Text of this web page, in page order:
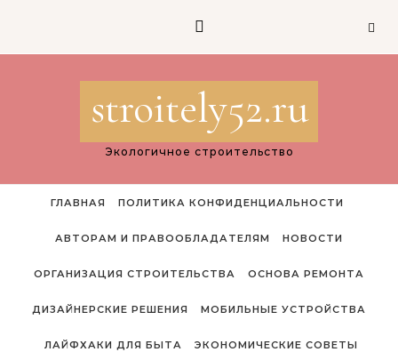
stroitely52.ru
Экологичное строительство
ГЛАВНАЯ ПОЛИТИКА КОНФИДЕНЦИАЛЬНОСТИ
АВТОРАМ И ПРАВООБЛАДАТЕЛЯМ НОВОСТИ
ОРГАНИЗАЦИЯ СТРОИТЕЛЬСТВА ОСНОВА РЕМОНТА
ДИЗАЙНЕРСКИЕ РЕШЕНИЯ МОБИЛЬНЫЕ УСТРОЙСТВА
ЛАЙФХАКИ ДЛЯ БЫТА ЭКОНОМИЧЕСКИЕ СОВЕТЫ